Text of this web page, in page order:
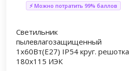
⚡ Можно потратить 99% баллов
Светильник
пылевлагозащищенный
1x60Вт(Е27) IP54 круг. решотка
180x115 ИЭК